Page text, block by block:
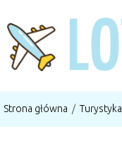
Strona główna / Turystyka